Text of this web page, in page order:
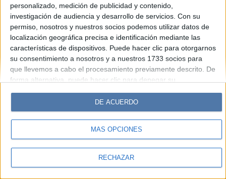
personalizado, medición de publicidad y contenido,
investigación de audiencia y desarrollo de servicios. Con su
permiso, nosotros y nuestros socios podemos utilizar datos de
localización geográfica precisa e identificación mediante las
características de dispositivos. Puede hacer clic para otorgarnos
su consentimiento a nosotros y a nuestros 1733 socios para
que llevemos a cabo el procesamiento previamente descrito. De
forma alternativa, puede hacer clic para denegar su
cambiar sus preferencias antes de otorgar su consentimiento.
Tenga en cuenta que algún procesamiento de sus datos
personales puede no requerir de su consentimiento, pero usted
tiene el derecho de rechazar tal procesamiento. Sus
sus preferencias o retirar su consentimiento en cualquier
MÁS OPCIONES
RECHAZAR
DE ACUERDO